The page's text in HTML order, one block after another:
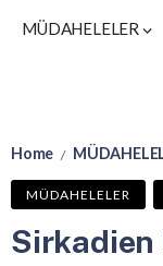
MÜDAHELELER
Home /
MÜDAHELELER
Sirkadien